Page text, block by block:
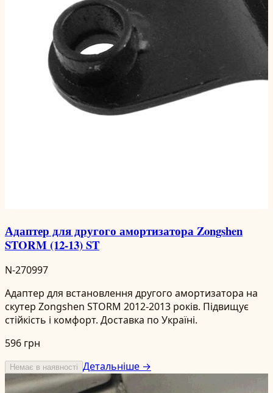
Адаптер для другого амортизатора Zongshen
STORM (12-13) ST
N-270997
Адаптер для встановлення другого амортизатора на
скутер Zongshen STORM 2012-2013 років. Підвищує
стійкість і комфорт. Доставка по Україні.
596 грн
Немає в наявності Детальніше →